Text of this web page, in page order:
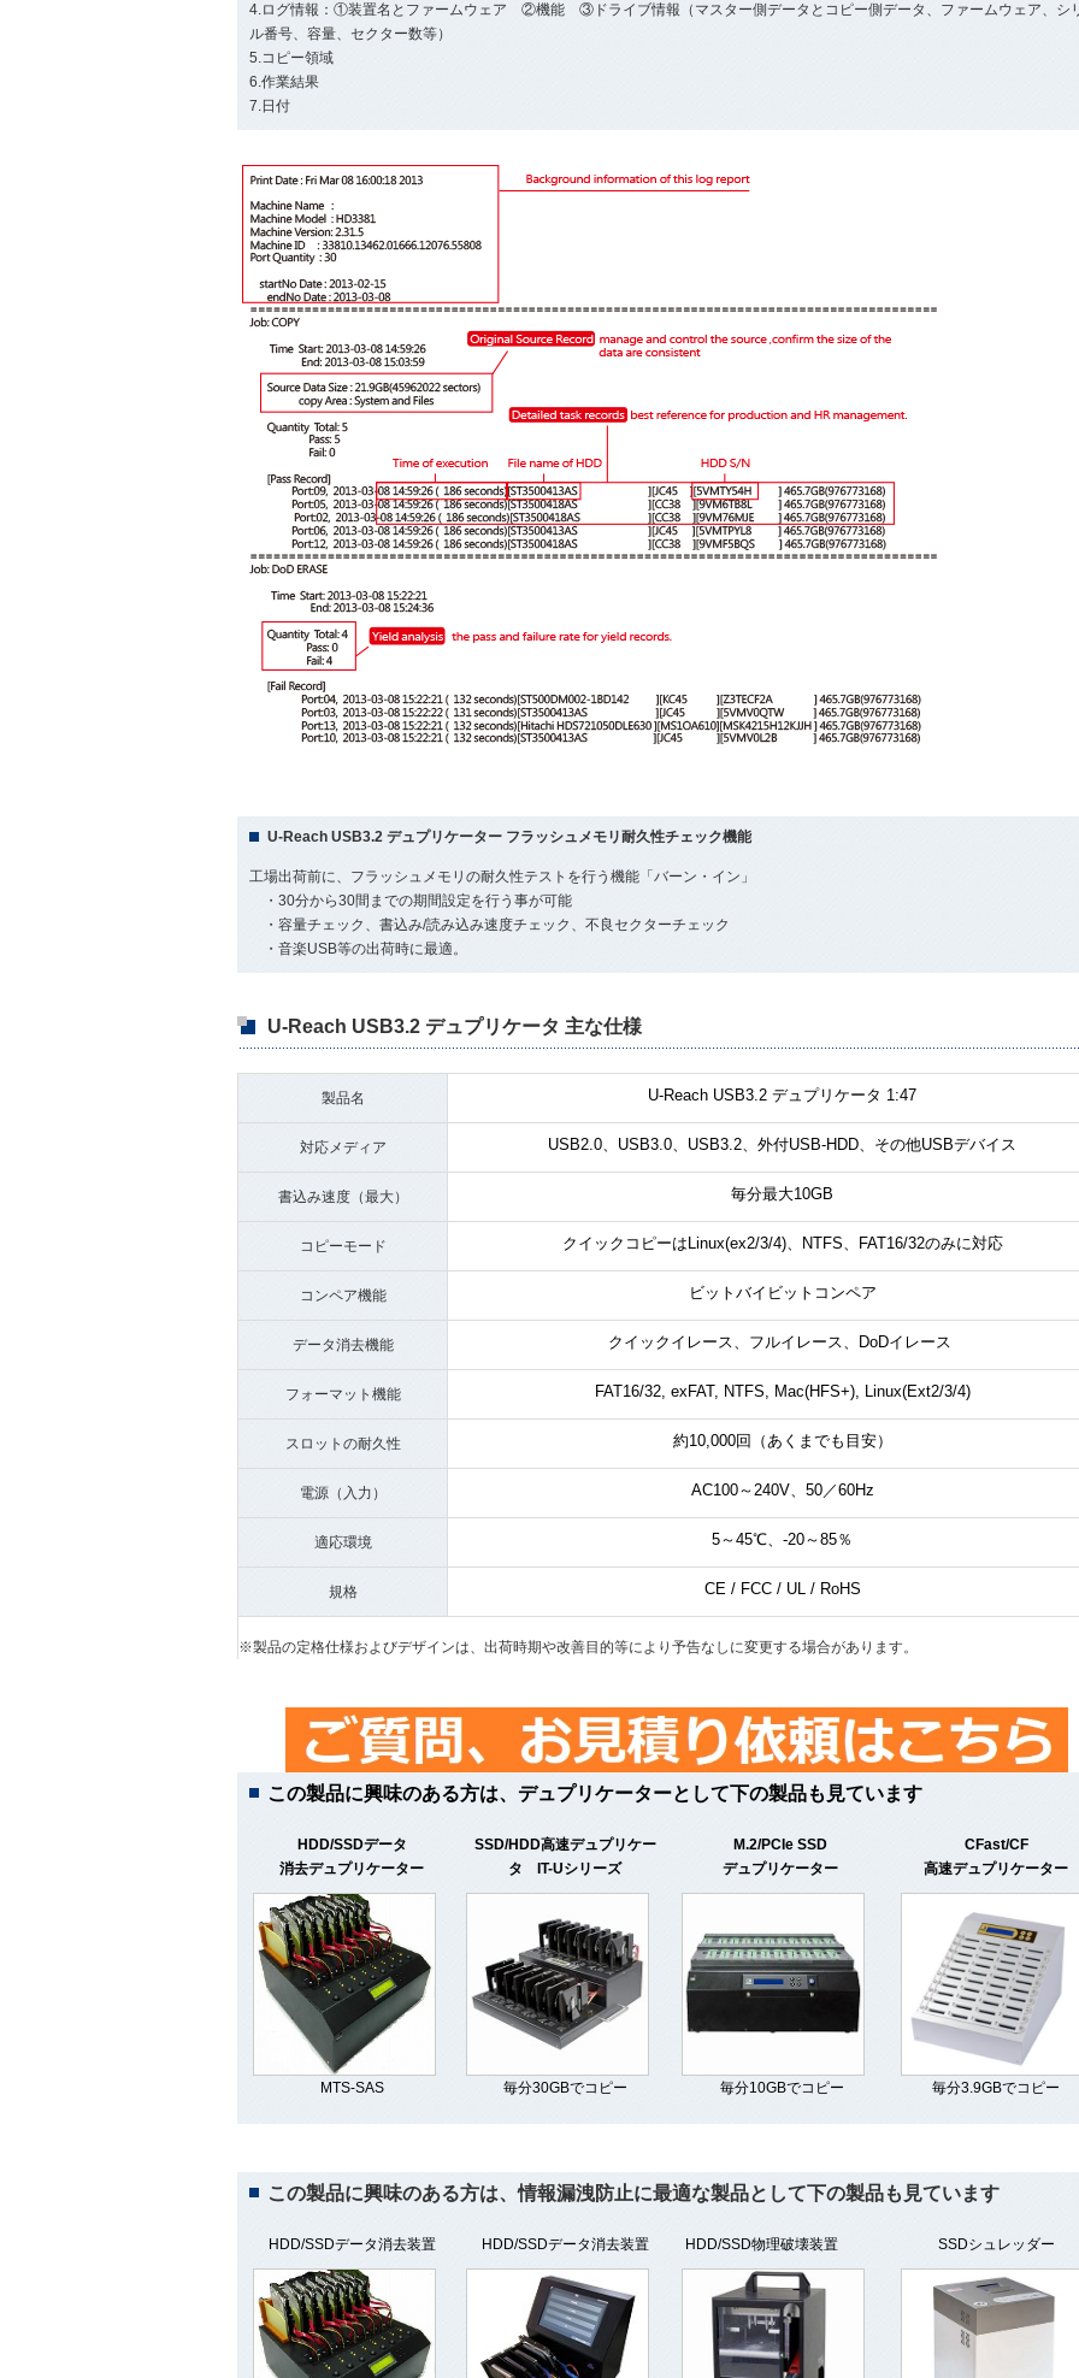
4.ログ情報：①装置名とファームウェア ②機能 ③ドライブ情報（マスター側データとコピー側データ、ファームウェア、シ
ル番号、容量、セクター数等）
5.コピー領域
6.作業結果
7.日付
U-Reach USB3.2 デュプリケーター フラッシュメモリ耐久性チェック機能
工場出荷前に、フラッシュメモリの耐久性テストを行う機能「バーン・イン」
・30分から30間までの期間設定を行う事が可能
・容量チェック、書込み/読み込み速度チェック、不良セクターチェック
・音楽USB等の出荷時に最適。
U-Reach USB3.2 デュプリケータ 主な仕様
製品名 U-Reach USB3.2 デュプリケータ 1:47
対応メディア USB2.0、USB3.0、USB3.2、外付USB-HDD、その他USBデバイス
書込み速度（最大） 毎分最大10GB
コピーモード クイックコピーはLinux(ex2/3/4)、NTFS、FAT16/32のみに対応
コンペア機能 ビットバイビットコンペア
データ消去機能 クイックイレース、フルイレース、DoDイレース
フォーマット機能 FAT16/32, exFAT, NTFS, Mac(HFS+), Linux(Ext2/3/4)
スロットの耐久性 約10,000回（あくまでも目安）
電源（入力） AC100～240V、50／60Hz
適応環境 5～45℃、-20～85％
規格 CE / FCC / UL / RoHS
※製品の定格仕様およびデザインは、出荷時期や改善目的等により予告なしに変更する場合があります。
この製品に興味のある方は、デュプリケーターとして下の製品も見ています
HDD/SSDデータ
消去デュプリケーター
MTS-SAS
SSD/HDD高速デュプリケー
タ IT-Uシリーズ
毎分30GBでコピー
M.2/PCIe SSD
デュプリケーター
毎分10GBでコピー
CFast/CF
高速デュプリケーター
毎分3.9GBでコピー
この製品に興味のある方は、情報漏洩防止に最適な製品として下の製品も見ています
HDD/SSDデータ消去装置 HDD/SSDデータ消去装置 HDD/SSD物理破壊装置 SSDシュレッダー